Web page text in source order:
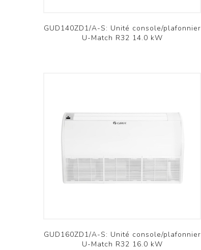
GUD140ZD1/A-S: Unité console/plafonnier
U-Match R32 14.0 kW
GUD160ZD1/A-S: Unité console/plafonnier
U-Match R32 16.0 kW